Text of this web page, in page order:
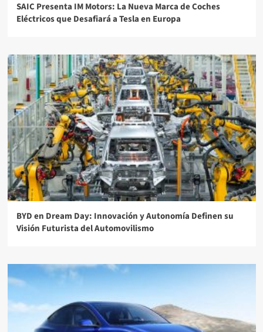
SAIC Presenta IM Motors: La Nueva Marca de Coches
Eléctricos que Desafiará a Tesla en Europa
BYD en Dream Day: Innovación y Autonomía Definen su
Visión Futurista del Automovilismo